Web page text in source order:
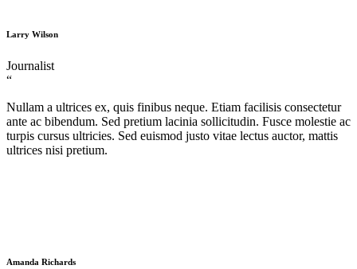
Larry Wilson
Journalist
“
Nullam a ultrices ex, quis finibus neque. Etiam facilisis consectetur
ante ac bibendum. Sed pretium lacinia sollicitudin. Fusce molestie ac
turpis cursus ultricies. Sed euismod justo vitae lectus auctor, mattis
ultrices nisi pretium.
Amanda Richards